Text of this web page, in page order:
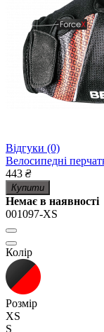
Відгуки (0)
Велосипедні
443 ₴
Купити
Немає в наявності
001097-XS
Колір
Розмір
XS
S